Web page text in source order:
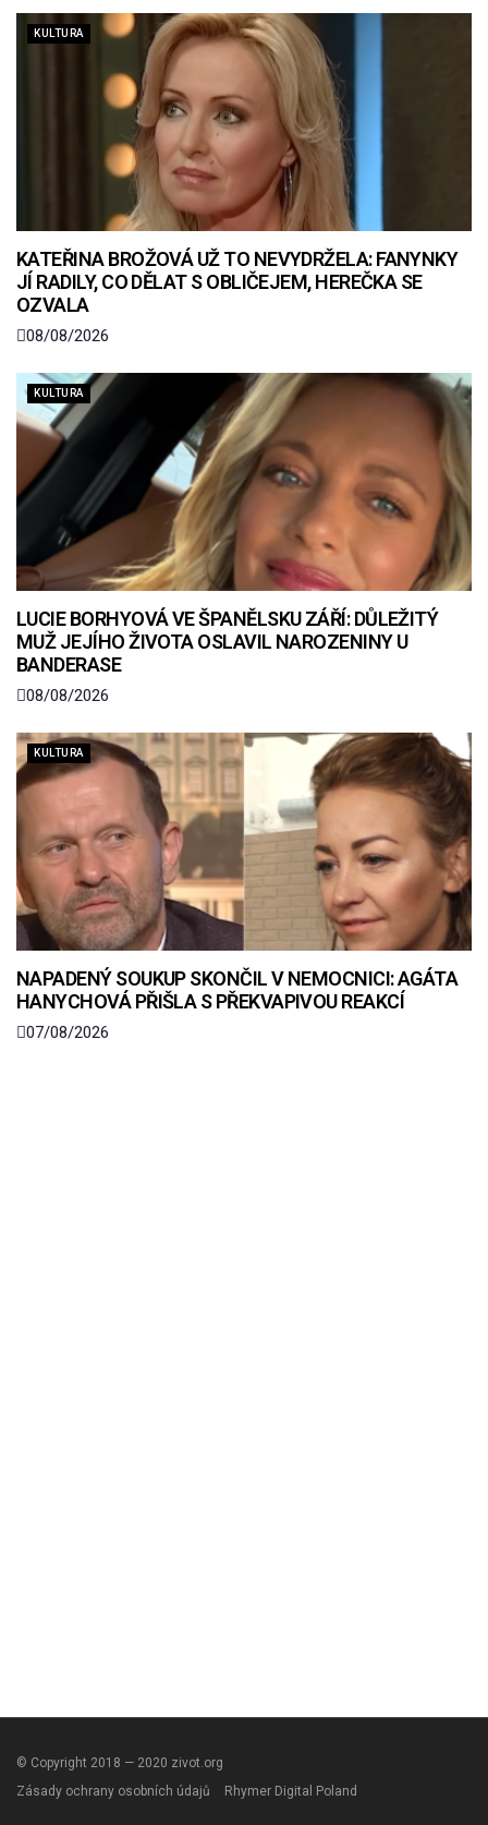
KULTURA
KATEŘINA BROŽOVÁ UŽ TO NEVYDRŽELA: FANYNKY
JÍ RADILY, CO DĚLAT S OBLIČEJEM, HEREČKA SE
OZVALA
08/08/2026
KULTURA
LUCIE BORHYOVÁ VE ŠPANĚLSKU ZÁŘÍ: DŮLEŽITÝ
MUŽ JEJÍHO ŽIVOTA OSLAVIL NAROZENINY U
BANDERASE
08/08/2026
KULTURA
NAPADENÝ SOUKUP SKONČIL V NEMOCNICI: AGÁTA
HANYCHOVÁ PŘIŠLA S PŘEKVAPIVOU REAKCÍ
07/08/2026
© Copyright 2018 — 2020 zivot.org
Zásady ochrany osobních údajů
Rhymer Digital Poland